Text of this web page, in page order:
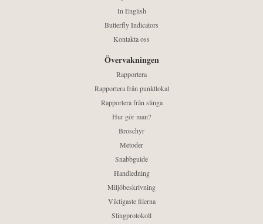
In English
Butterfly Indicators
Kontakta oss
Övervakningen
Rapportera
Rapportera från punktlokal
Rapportera från slinga
Hur gör man?
Broschyr
Metoder
Snabbguide
Handledning
Miljöbeskrivning
Viktigaste filerna
Slingprotokoll